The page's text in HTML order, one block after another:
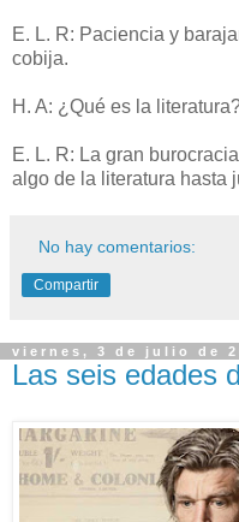
E. L. R: Paciencia y
cobija.
H. A: ¿Qué es la
E. L. R: La gran
algo de la literatura hasta
No hay comentarios:
Compartir
viernes, 3 de julio de
Las seis edades